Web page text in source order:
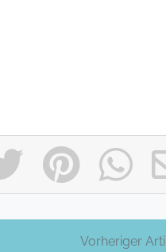
Vorheriger